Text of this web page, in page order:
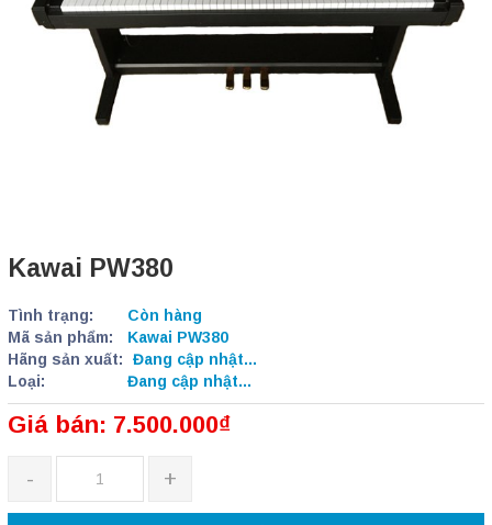
Kawai PW380
Tình trạng:
Còn hàng
Mã sản phẩm:
Kawai PW380
Hãng sản xuất:
Đang cập nhật...
Loại:
Đang cập nhật...
Giá bán: 7.500.000₫
- +